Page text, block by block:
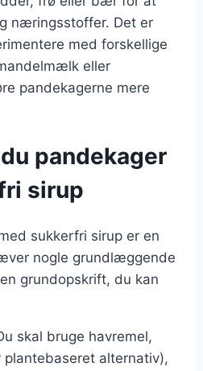
næringsstoffer. Det er
med forskellige
eller
pandekagerne mere
pandekager
sirup
sukkerfri sirup er en
nogle grundlæggende
grundopskrift, du kan
skal bruge havremel,
alternativ),